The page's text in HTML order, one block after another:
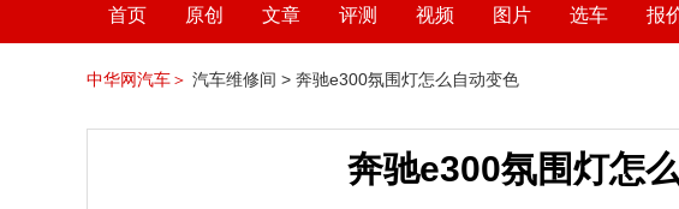
首页 原创 文章 评测 视频 图片 选车 报
中华网汽车＞ 汽车维修间 > 奔驰e300氛围灯怎么自动变色
奔驰e300氛围灯怎